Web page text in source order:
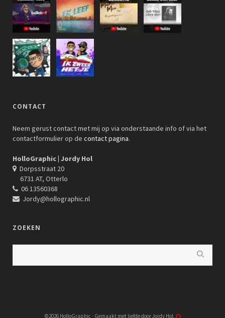
CONTACT
Neem gerust contact met mij op via onderstaande info of via het
contactformulier op de contact pagina.
HolloGraphic | Jordy Hol
Dorpsstraat 20
6731 AT, Otterlo
06 13560368
Jordy@hollographic.nl
ZOEKEN
©2026 HolloGraphic · Gemaakt met liefde door Jordy Hol.